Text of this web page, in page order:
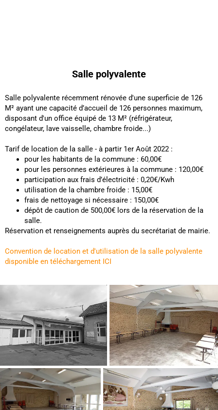
Salle polyvalente
Salle polyvalente récemment rénovée d'une superficie de 126
M² ayant une capacité d’accueil de 126 personnes maximum,
disposant d'un office équipé de 13 M² (réfrigérateur,
congélateur, lave vaisselle, chambre froide...)
Tarif de location de la salle - à partir 1er Août 2022 :
pour les habitants de la commune : 60,00€
pour les personnes extérieures à la commune : 120,00€
participation aux frais d’électricité : 0,20€/Kwh
utilisation de la chambre froide : 15,00€
frais de nettoyage si nécessaire : 150,00€
dépôt de caution de 500,00€ lors de la réservation de la
salle.
Réservation et renseignements auprès du secrétariat de mairie.
Convention de location et d'utilisation de la salle polyvalente
disponible en téléchargement ICI